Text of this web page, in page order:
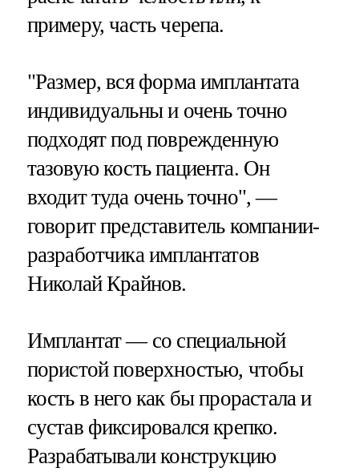
примеру, часть черепа.
"Размер, вся форма имплантата
индивидуальны и очень точно
подходят под поврежденную
тазовую кость пациента. Он
входит туда очень точно", —
говорит представитель компании-
разработчика имплантатов
Николай Крайнов.
Имплантат — со специальной
пористой поверхностью, чтобы
кость в него как бы прорастала и
сустав фиксировался крепко.
Разрабатывали конструкцию